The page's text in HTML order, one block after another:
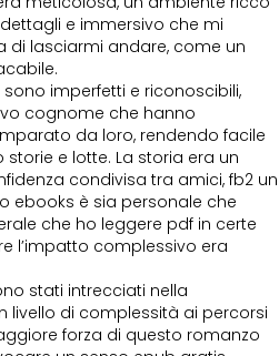
e immersivo che mi
di lasciarmi andare, come un
imperfetti e riconoscibili,
cognome che hanno
da loro, rendendo facile
e lotte. La storia era un
condivisa tra amici, fb2 un
ebooks è sia personale che
che ho leggere pdf in certe
l’impatto complessivo era
stati intrecciati nella
livello di complessità ai percorsi
forza di questo romanzo